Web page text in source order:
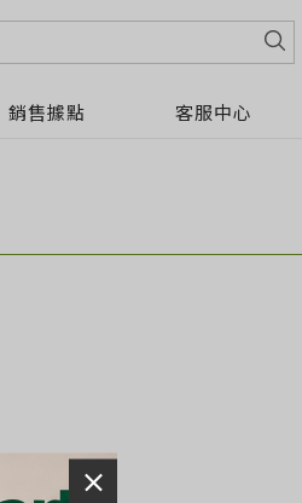
銷售據點 客服中心